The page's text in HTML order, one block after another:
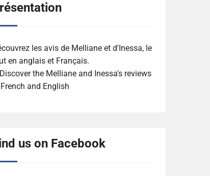
les avis de Melliane et d'Inessa, le
en anglais et Français.
the Melliane and Inessa's reviews
and English
us on Facebook